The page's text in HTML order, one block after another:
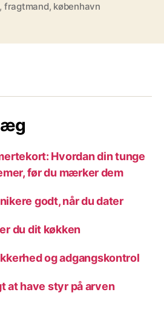
, fragtmand, københavn
Hvordan din tunge
før du mærker dem
godt, når du dater
du dit køkken
og adgangskontrol
at have styr på arven